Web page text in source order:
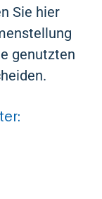
Sie hier
genutzten